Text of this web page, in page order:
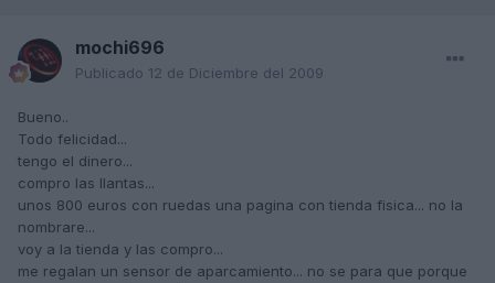
mochi696
Publicado 12 de Diciembre del 2009
Bueno..
Todo felicidad...
tengo el dinero...
compro las llantas...
unos 800 euros con ruedas una pagina con tienda fisica... no la
nombrare...
voy a la tienda y las compro...
me regalan un sensor de aparcamiento... no se para que porque